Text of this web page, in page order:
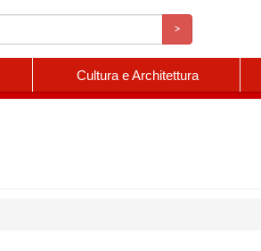
>
Cultura e Architettura